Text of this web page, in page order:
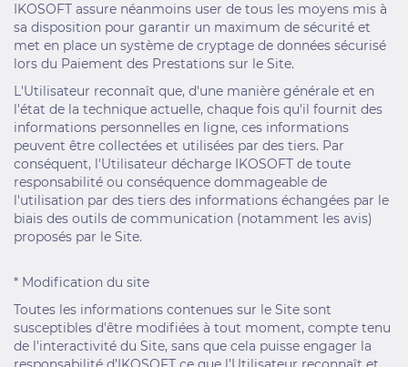
IKOSOFT assure néanmoins user de tous les moyens mis à
sa disposition pour garantir un maximum de sécurité et
met en place un système de cryptage de données sécurisé
lors du Paiement des Prestations sur le Site.
L'Utilisateur reconnaît que, d'une manière générale et en
l'état de la technique actuelle, chaque fois qu'il fournit des
informations personnelles en ligne, ces informations
peuvent être collectées et utilisées par des tiers. Par
conséquent, l'Utilisateur décharge IKOSOFT de toute
responsabilité ou conséquence dommageable de
l'utilisation par des tiers des informations échangées par le
biais des outils de communication (notamment les avis)
proposés par le Site.
* Modification du site
Toutes les informations contenues sur le Site sont
susceptibles d'être modifiées à tout moment, compte tenu
de l'interactivité du Site, sans que cela puisse engager la